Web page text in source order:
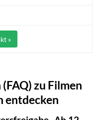
»
zu Filmen
entdecken